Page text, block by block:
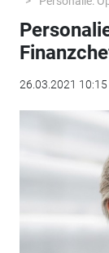
26.03.2021 10:15